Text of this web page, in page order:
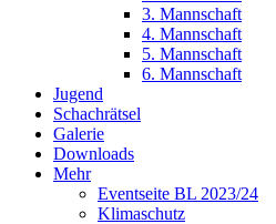
3. Mannschaft
4. Mannschaft
5. Mannschaft
6. Mannschaft
Jugend
Schachrätsel
Galerie
Downloads
Mehr
Eventseite BL 2023/24
Klimaschutz